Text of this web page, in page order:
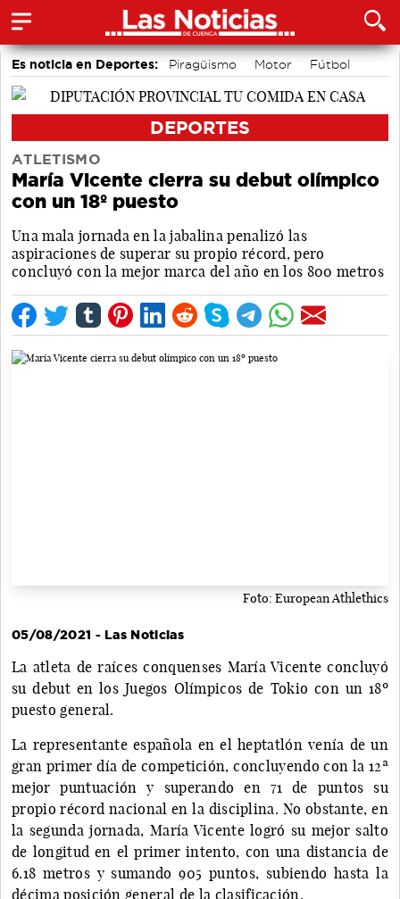
Es noticia en Deportes: Piragüismo Motor
Fútbol
Bolos conquenses
DEPORTES
ATLETISMO
María Vicente cierra su debut olímpico
con un 18º puesto
Una mala jornada en la jabalina penalizó las
aspiraciones de superar su propio récord, pero
concluyó con la mejor marca del año en los 800 metros
Foto: European Athlethics
05/08/2021 - Las Noticias
La atleta de raíces conquenses María Vicente concluyó
su debut en los Juegos Olímpicos de Tokio con un 18º
puesto general.
La representante española en el heptatlón venía de un
gran primer día de competición, concluyendo con la 12ª
mejor puntuación y superando en 71 de puntos su
propio récord nacional en la disciplina. No obstante, en
la segunda jornada, María Vicente logró su mejor salto
de longitud en el primer intento, con una distancia de
6.18 metros y sumando 905 puntos, subiendo hasta la
décima posición general de la clasificación.